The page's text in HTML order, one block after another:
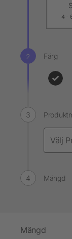
4 -
Färg
Mängd
Mängd